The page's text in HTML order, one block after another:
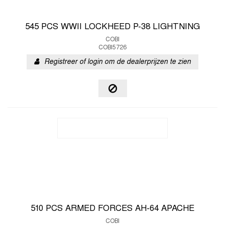
545 PCS WWII LOCKHEED P-38 LIGHTNING
COBI
COBI5726
Registreer of login om de dealerprijzen te zien
510 PCS ARMED FORCES AH-64 APACHE
COBI